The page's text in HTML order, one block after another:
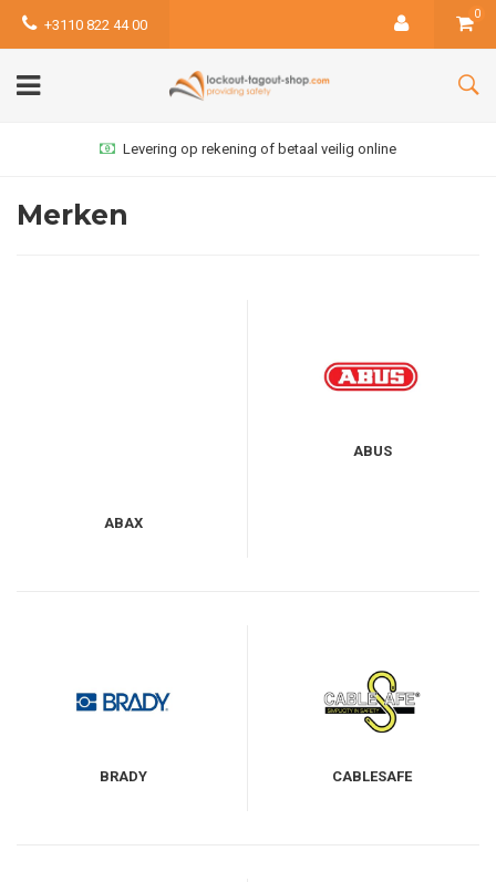
+3110 822 44 00
0
Levering op rekening of betaal veilig online
Merken
ABAX
ABUS
BRADY CABLESAFE